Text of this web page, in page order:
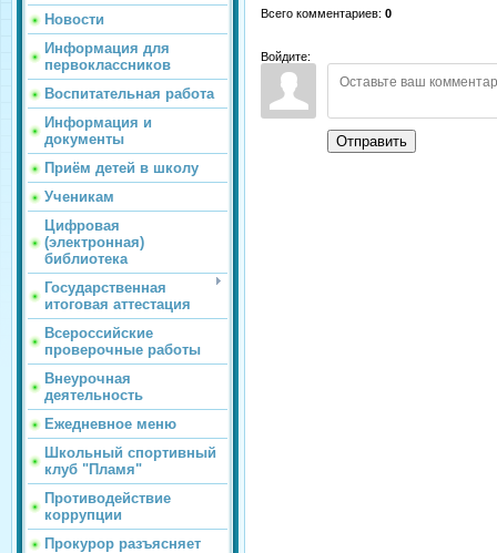
Новости
Информация для
первоклассников
Воспитательная работа
Информация и
документы
Приём детей в школу
Ученикам
Цифровая
(электронная)
библиотека
Государственная
итоговая аттестация
Всероссийские
проверочные работы
Внеурочная
деятельность
Ежедневное меню
Школьный спортивный
клуб "Пламя"
Противодействие
коррупции
Прокурор разъясняет
Всего комментариев: 0
Войдите:
Отправить